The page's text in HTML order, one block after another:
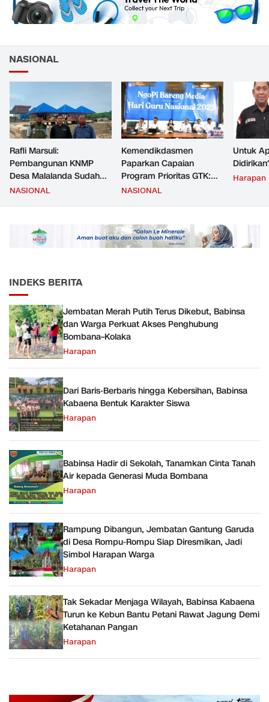
NASIONAL
Rafli Marsuli:
Pembangunan KNMP
Desa Malalanda Sudah
Mencapai 69 Persen dan
JMD dan JMF
NASIONAL
Kemendikdasmen
Paparkan Capaian
Program Prioritas GTK:
Kompetensi Meningkat,
NASIONAL
Untuk
Harapan
INDEKS BERITA
Jembatan Merah Putih Terus Dikebut, Babinsa
dan Warga Perkuat Akses Penghubung
Bombana–Kolaka
Harapan
Dari Baris-Berbaris hingga Kebersihan, Babinsa
Kabaena Bentuk Karakter Siswa
Harapan
Babinsa Hadir di Sekolah, Tanamkan Cinta Tanah
Air kepada Generasi Muda Bombana
Harapan
Rampung Dibangun, Jembatan Gantung Garuda
di Desa Rompu-Rompu Siap Diresmikan, Jadi
Simbol Harapan Warga
Harapan
Tak Sekadar Menjaga Wilayah, Babinsa Kabaena
Turun ke Kebun Bantu Petani Rawat Jagung Demi
Ketahanan Pangan
Harapan